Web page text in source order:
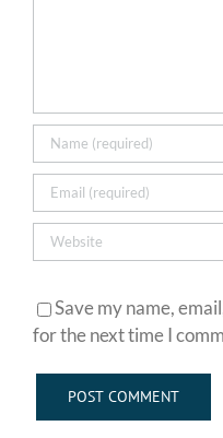
Save my name,
for the next time I